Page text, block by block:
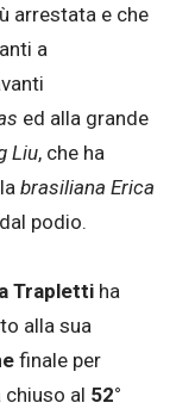
arrestata e che
a
ed alla grande
Liu, che ha
brasiliana Erica
podio.
Trapletti ha
alla sua
finale per
chiuso al 52°